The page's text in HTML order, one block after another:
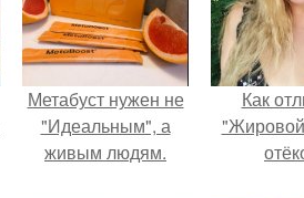
Метабуст нужен не
"Идеальным", а
живым людям.
Как